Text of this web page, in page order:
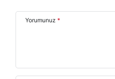
Yorumunuz *